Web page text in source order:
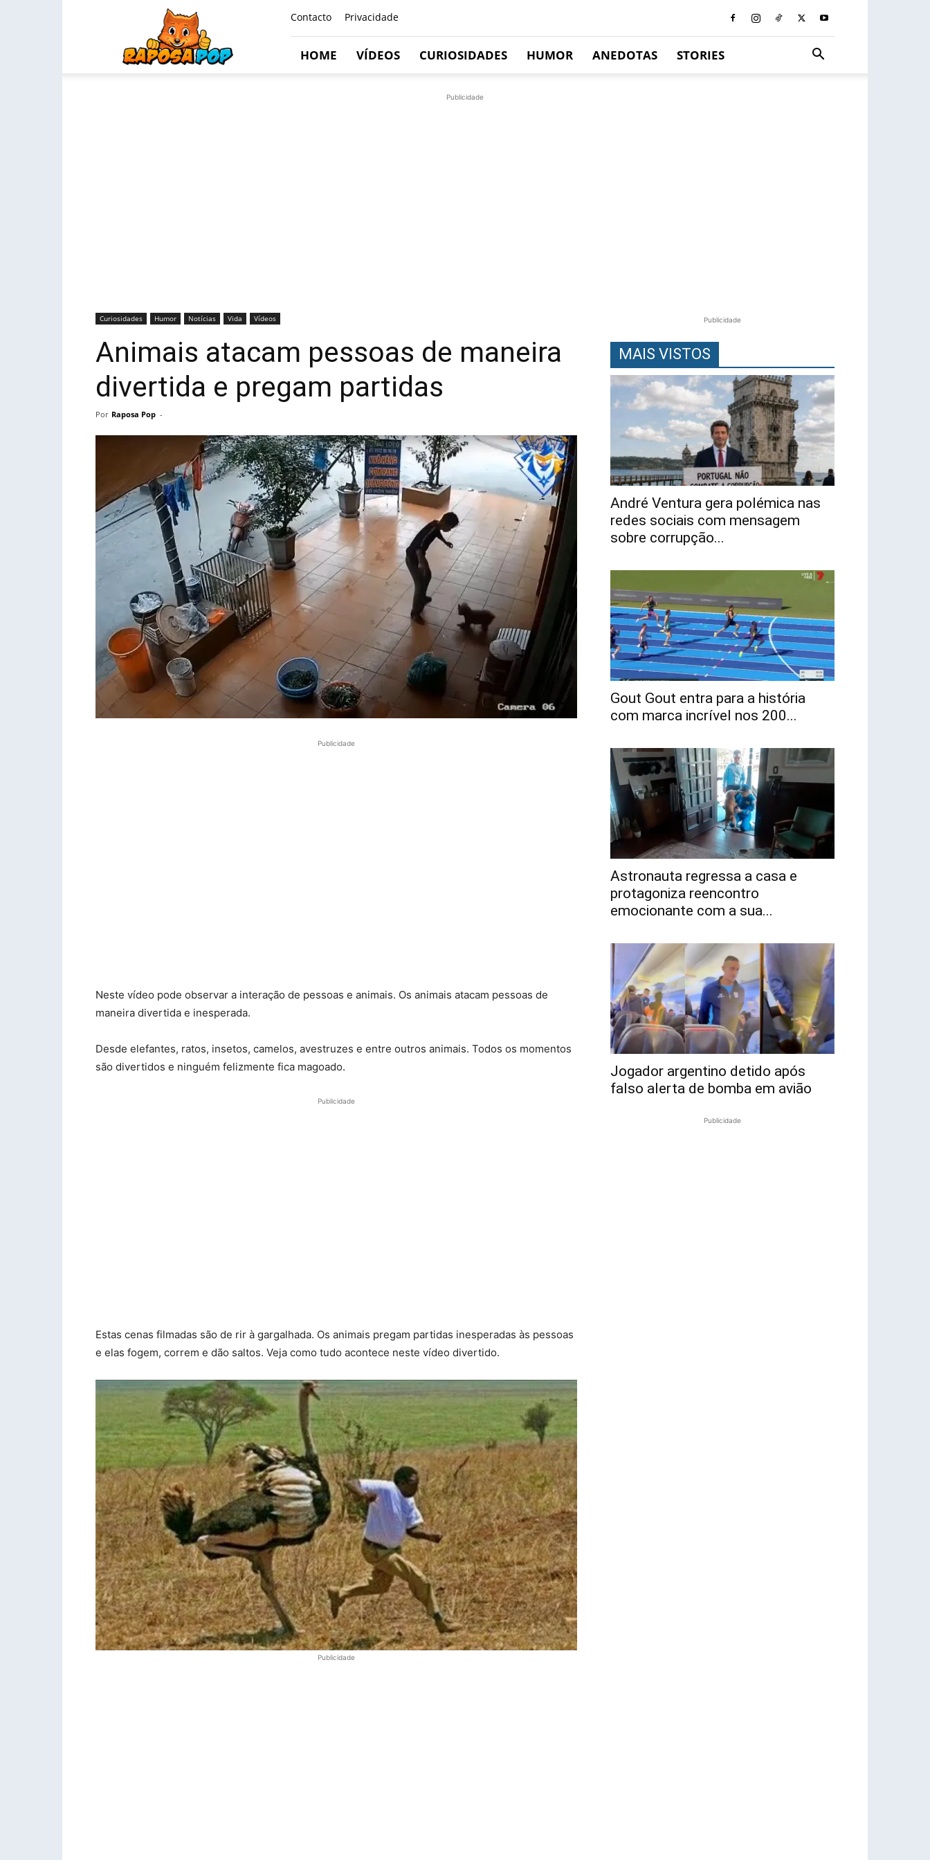
Contacto Privacidade
HOME VÍDEOS CURIOSIDADES HUMOR ANEDOTAS STORIES
Publicidade
Curiosidades Humor Notícias Vida Vídeos
Animais atacam pessoas de maneira
divertida e pregam partidas
Por Raposa Pop -
Publicidade
Neste vídeo pode observar a interação de pessoas e animais. Os animais atacam pessoas de
maneira divertida e inesperada.
Desde elefantes, ratos, insetos, camelos, avestruzes e entre outros animais. Todos os momentos
são divertidos e ninguém felizmente fica magoado.
Publicidade
Estas cenas filmadas são de rir à gargalhada. Os animais pregam partidas inesperadas às pessoas
e elas fogem, correm e dão saltos. Veja como tudo acontece neste vídeo divertido.
Publicidade
Publicidade
MAIS VISTOS
André Ventura gera polémica nas
redes sociais com mensagem
sobre corrupção...
Gout Gout entra para a história
com marca incrível nos 200...
Astronauta regressa a casa e
protagoniza reencontro
emocionante com a sua...
Jogador argentino detido após
falso alerta de bomba em avião
Publicidade